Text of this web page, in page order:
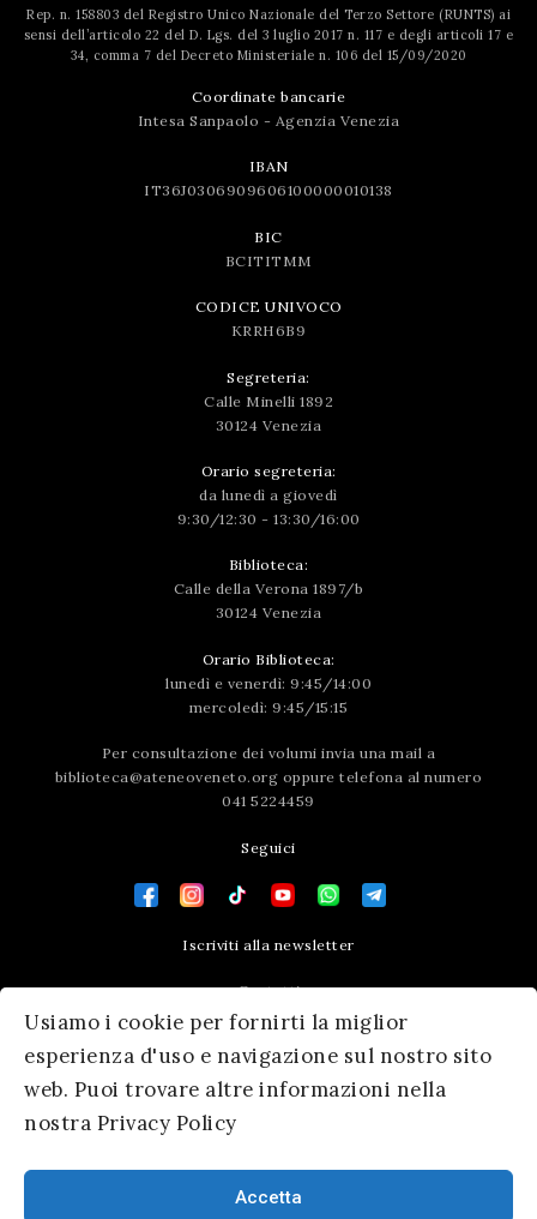
Usiamo i cookie per fornirti la miglior
esperienza d'uso e navigazione sul nostro sito
web. Puoi trovare altre informazioni nella
nostra Privacy Policy
Accetta
Rep. n. 158803 del Registro Unico Nazionale del Terzo Settore (RUNTS) ai
sensi dell’articolo 22 del D. Lgs. del 3 luglio 2017 n. 117 e degli articoli 17 e
34, comma 7 del Decreto Ministeriale n. 106 del 15/09/2020
Coordinate bancarie
Intesa Sanpaolo - Agenzia Venezia
IBAN
IT36J0306909606100000010138
BIC
BCITITMM
CODICE UNIVOCO
KRRH6B9
Segreteria:
Calle Minelli 1892
30124 Venezia
Orario segreteria:
da lunedì a giovedì
9:30/12:30 - 13:30/16:00
Biblioteca:
Calle della Verona 1897/b
30124 Venezia
Orario Biblioteca:
lunedì e venerdì: 9:45/14:00
mercoledì: 9:45/15:15
Per consultazione dei volumi invia una mail a
biblioteca@ateneoveneto.org oppure telefona al numero
041 5224459
Seguici
Iscriviti alla newsletter
Contatti